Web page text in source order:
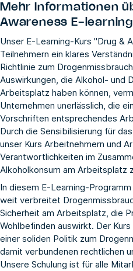
Mehr Informationen
Awareness E-learning
Unser E-Learning-Kurs "Drug &
Teilnehmern ein klares
Richtlinie zum
Auswirkungen, die Alkohol- und
Arbeitsplatz haben können,
Unternehmen unerlässlich, die
Vorschriften entsprechendes
Durch die Sensibilisierung für
unser Kurs Arbeitnehmern und
Verantwortlichkeiten im
Alkoholkonsum am Arbeitsplatz
In diesem E-Learning-
weit verbreitet
Sicherheit am Arbeitsplatz, die
Wohlbefinden auswirkt. Der
einer soliden Politik zum
damit verbundenen rechtlichen
Unsere Schulung ist für alle